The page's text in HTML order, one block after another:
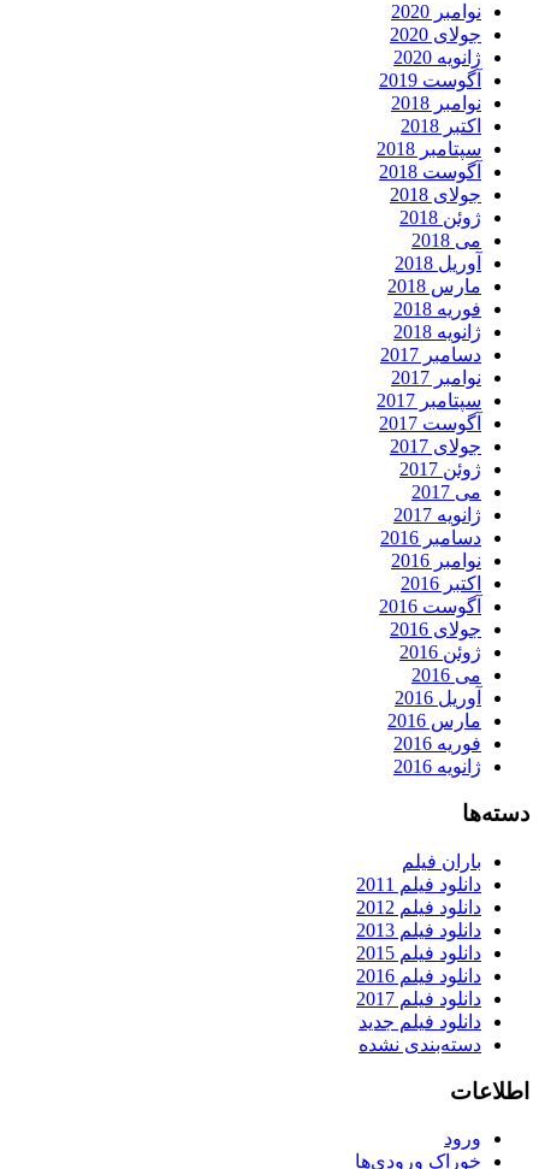
نوامبر 2020
جولای 2020
ژانویه 2020
آگوست 2019
نوامبر 2018
اکتبر 2018
سپتامبر 2018
آگوست 2018
جولای 2018
ژوئن 2018
می 2018
آوریل 2018
مارس 2018
فوریه 2018
ژانویه 2018
دسامبر 2017
نوامبر 2017
سپتامبر 2017
آگوست 2017
جولای 2017
ژوئن 2017
می 2017
ژانویه 2017
دسامبر 2016
نوامبر 2016
اکتبر 2016
آگوست 2016
جولای 2016
ژوئن 2016
می 2016
آوریل 2016
مارس 2016
فوریه 2016
ژانویه 2016
دسته‌ها
باران فیلم
دانلود فیلم 2011
دانلود فیلم 2012
دانلود فیلم 2013
دانلود فیلم 2015
دانلود فیلم 2016
دانلود فیلم 2017
دانلود فیلم جدید
دسته‌بندی نشده
اطلاعات
ورود
خوراک ورودی‌ها